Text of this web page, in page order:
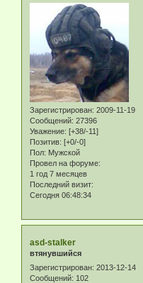
Зарегистрирован: 2009-11-19
Сообщений: 27396
Уважение: [+38/-11]
Позитив: [+0/-0]
Пол: Мужской
Провел на форуме:
1 год 7 месяцев
Последний визит:
Сегодня 06:48:34
asd-stalker
втянувшийся
Зарегистрирован: 2013-12-14
Сообщений: 102